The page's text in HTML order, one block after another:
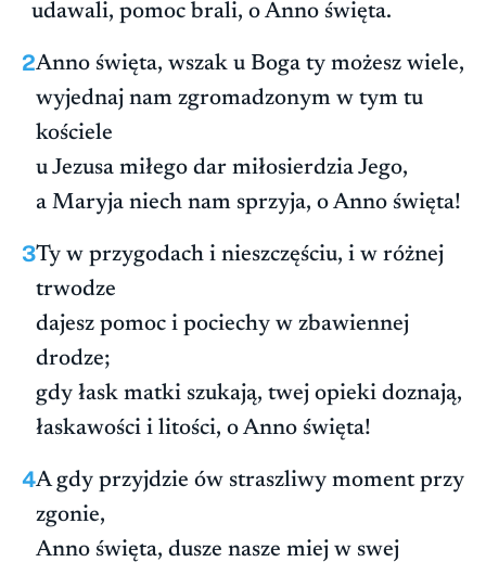
udawali, pomoc brali, o Anno święta.
2Anno święta, wszak u Boga ty możesz wiele,
wyjednaj nam zgromadzonym w tym tu
kościele
u Jezusa miłego dar miłosierdzia Jego,
a Maryja niech nam sprzyja, o Anno święta!
3Ty w przygodach i nieszczęściu, i w różnej
trwodze
dajesz pomoc i pociechy w zbawiennej
drodze;
gdy łask matki szukają, twej opieki doznają,
łaskawości i litości, o Anno święta!
4A gdy przyjdzie ów straszliwy moment przy
zgonie,
Anno święta, dusze nasze miej w swej